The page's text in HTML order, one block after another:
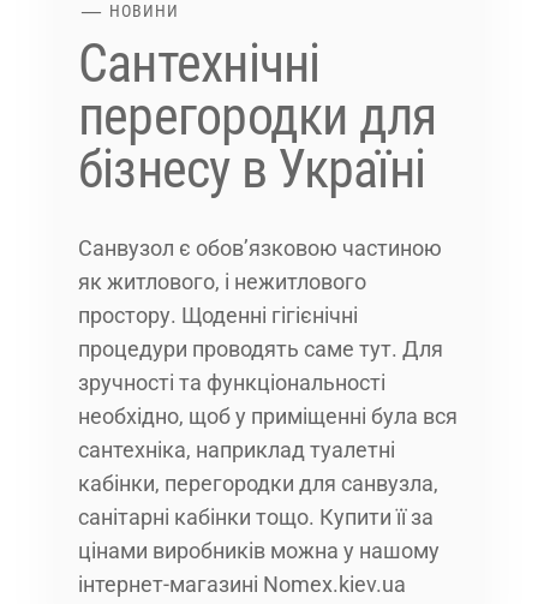
НОВИНИ
Сантехнічні
перегородки для
бізнесу в Україні
Санвузол є обов’язковою частиною
як житлового, і нежитлового
простору. Щоденні гігієнічні
процедури проводять саме тут. Для
зручності та функціональності
необхідно, щоб у приміщенні була вся
сантехніка, наприклад туалетні
кабінки, перегородки для санвузла,
санітарні кабінки тощо. Купити її за
цінами виробників можна у нашому
інтернет-магазині Nomex.kiev.ua